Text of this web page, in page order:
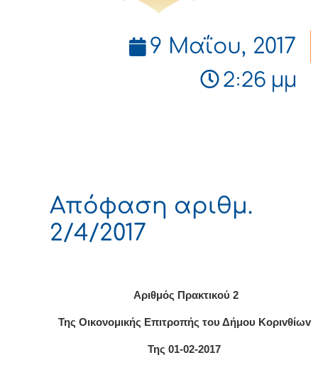
9 Μαΐου, 2017
2:26 μμ
Απόφαση αριθμ.
2/4/2017
Αριθμός Πρακτικού 2
Της Οικονομικής Επιτρoπής τoυ Δήμoυ Κoριvθίωv
Της 01-02-2017